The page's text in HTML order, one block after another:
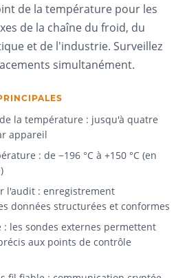
de la température pour les
de la chaîne du froid, du
et de l'industrie. Surveillez
simultanément.
la température : jusqu'à quatre
appareil
: de −196 °C à +150 °C (en
l'audit : enregistrement
données structurées et conformes
les sondes externes permettent
aux points de contrôle